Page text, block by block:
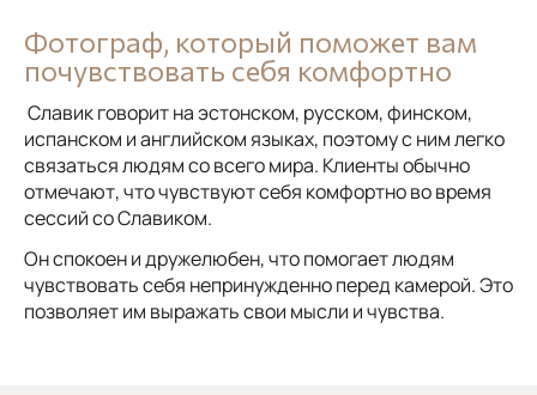
Фотограф, который поможет вам
почувствовать себя комфортно
Славик говорит на эстонском, русском, финском,
испанском и английском языках, поэтому с ним легко
связаться людям со всего мира. Клиенты обычно
отмечают, что чувствуют себя комфортно во время
сессий со Славиком.
Он спокоен и дружелюбен, что помогает людям
чувствовать себя непринужденно перед камерой. Это
позволяет им выражать свои мысли и чувства.